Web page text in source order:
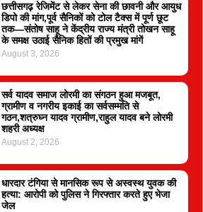
छत्तीसगढ़ रेजिमेंट से लेकर सेना की छावनी और आयुध
डिपो की मांग,पूर्व सैनिकों को टोल टैक्स में पूर्ण छूट
तक—संतोष साहू ने केंद्रीय राज्य मंत्री तोखन साहू
के समक्ष उठाई सैनिक हितों की प्रमुख मांगें
August 3, 2026
सर्व यादव समाज लोरमी का संगठन हुआ मजबूत,
ग्रामीण व नगरीय इकाई का सर्वसम्मति से
गठन,शत्रुघ्न यादव ग्रामीण,राहुल यादव बने लोरमी
शहरी अध्यक्ष
August 2, 2026
धारदार टंगिया से मानसिक रूप से अस्वस्थ युवक की
हत्या: आरोपी को पुलिस ने गिरफ्तार करते हुए भेजा
जेल